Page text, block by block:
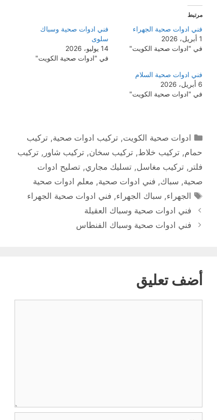
مرتبط
فني ادوات صحية الجهراء
1 أبريل، 2026
في "ادوات صحية الكويت"
فني ادوات صحية وسباك
سلوى
14 يوليو، 2026
في "ادوات صحية الكويت"
فني ادوات صحية السلام
6 أبريل، 2026
في "ادوات صحية الكويت"
التصنيفات
ادوات صحية الكويت,تركيب ادوات صحية,تركيب
حمام, تركيب خلاط, تركيب سخان, تركيب شاور , تركيب
فلتر , تركيب مغاسل, تسليك مجاري, تصليح ادوات
صحية, سباك, فني ادوات صحية, معلم ادوات صحية
الوسوم
الجهراء, سباك الجهراء, فني ادوات صحية الجهراء
فني ادوات صحية وسباك العقيلة
فني ادوات صحية وسباك الفنطاس
أضف تعليق